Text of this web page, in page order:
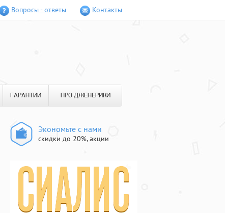
Вопросы - ответы Контакты
ГАРАНТИИ ПРО ДЖЕНЕРИКИ
Экономьте с нами
скидки до 20%, акции